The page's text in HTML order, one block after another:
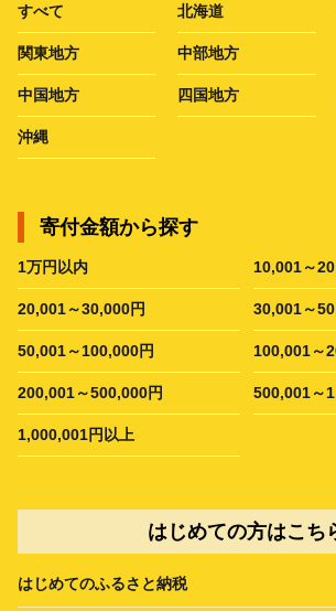
すべて 北海道
関東地方 中部地方
中国地方 四国地方
沖縄
寄付金額から探す
1万円以内 10,001～
20,001～30,000円 30,001～
50,001～100,000円 100,001～
200,001～500,000円 500,001～
1,000,001円以上
はじめての方はこち
はじめてのふるさと納税